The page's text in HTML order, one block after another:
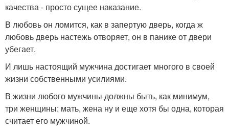
качества - просто сущее наказание.
В любовь он ломится, как в запертую дверь, когда ж
любовь дверь настежь отворяет, он в панике от двери
убегает.
И лишь настоящий мужчина достигает многого в своей
жизни собственными усилиями.
В жизни любого мужчины должны быть, как минимум,
три женщины: мать, жена ну и еще хотя бы одна, которая
считает его мужчиной.